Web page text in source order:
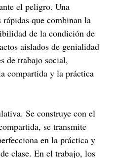
el peligro. Una
que combinan la
de la condición de
aislados de genialidad
de trabajo social,
compartida y la práctica
Se construye con el
se transmite
en la práctica y
clase. En el trabajo, los